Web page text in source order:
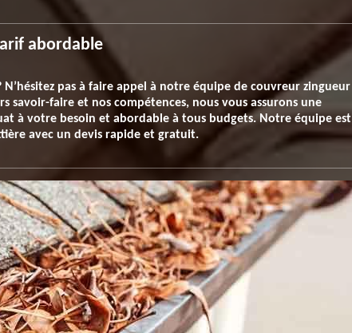
abordable
pas à faire appel à notre équipe de couvreur zingueur
savoir-faire et nos compétences, nous vous assurons une
à votre besoin et abordable à tous budgets. Notre équipe est
avec un devis rapide et gratuit.